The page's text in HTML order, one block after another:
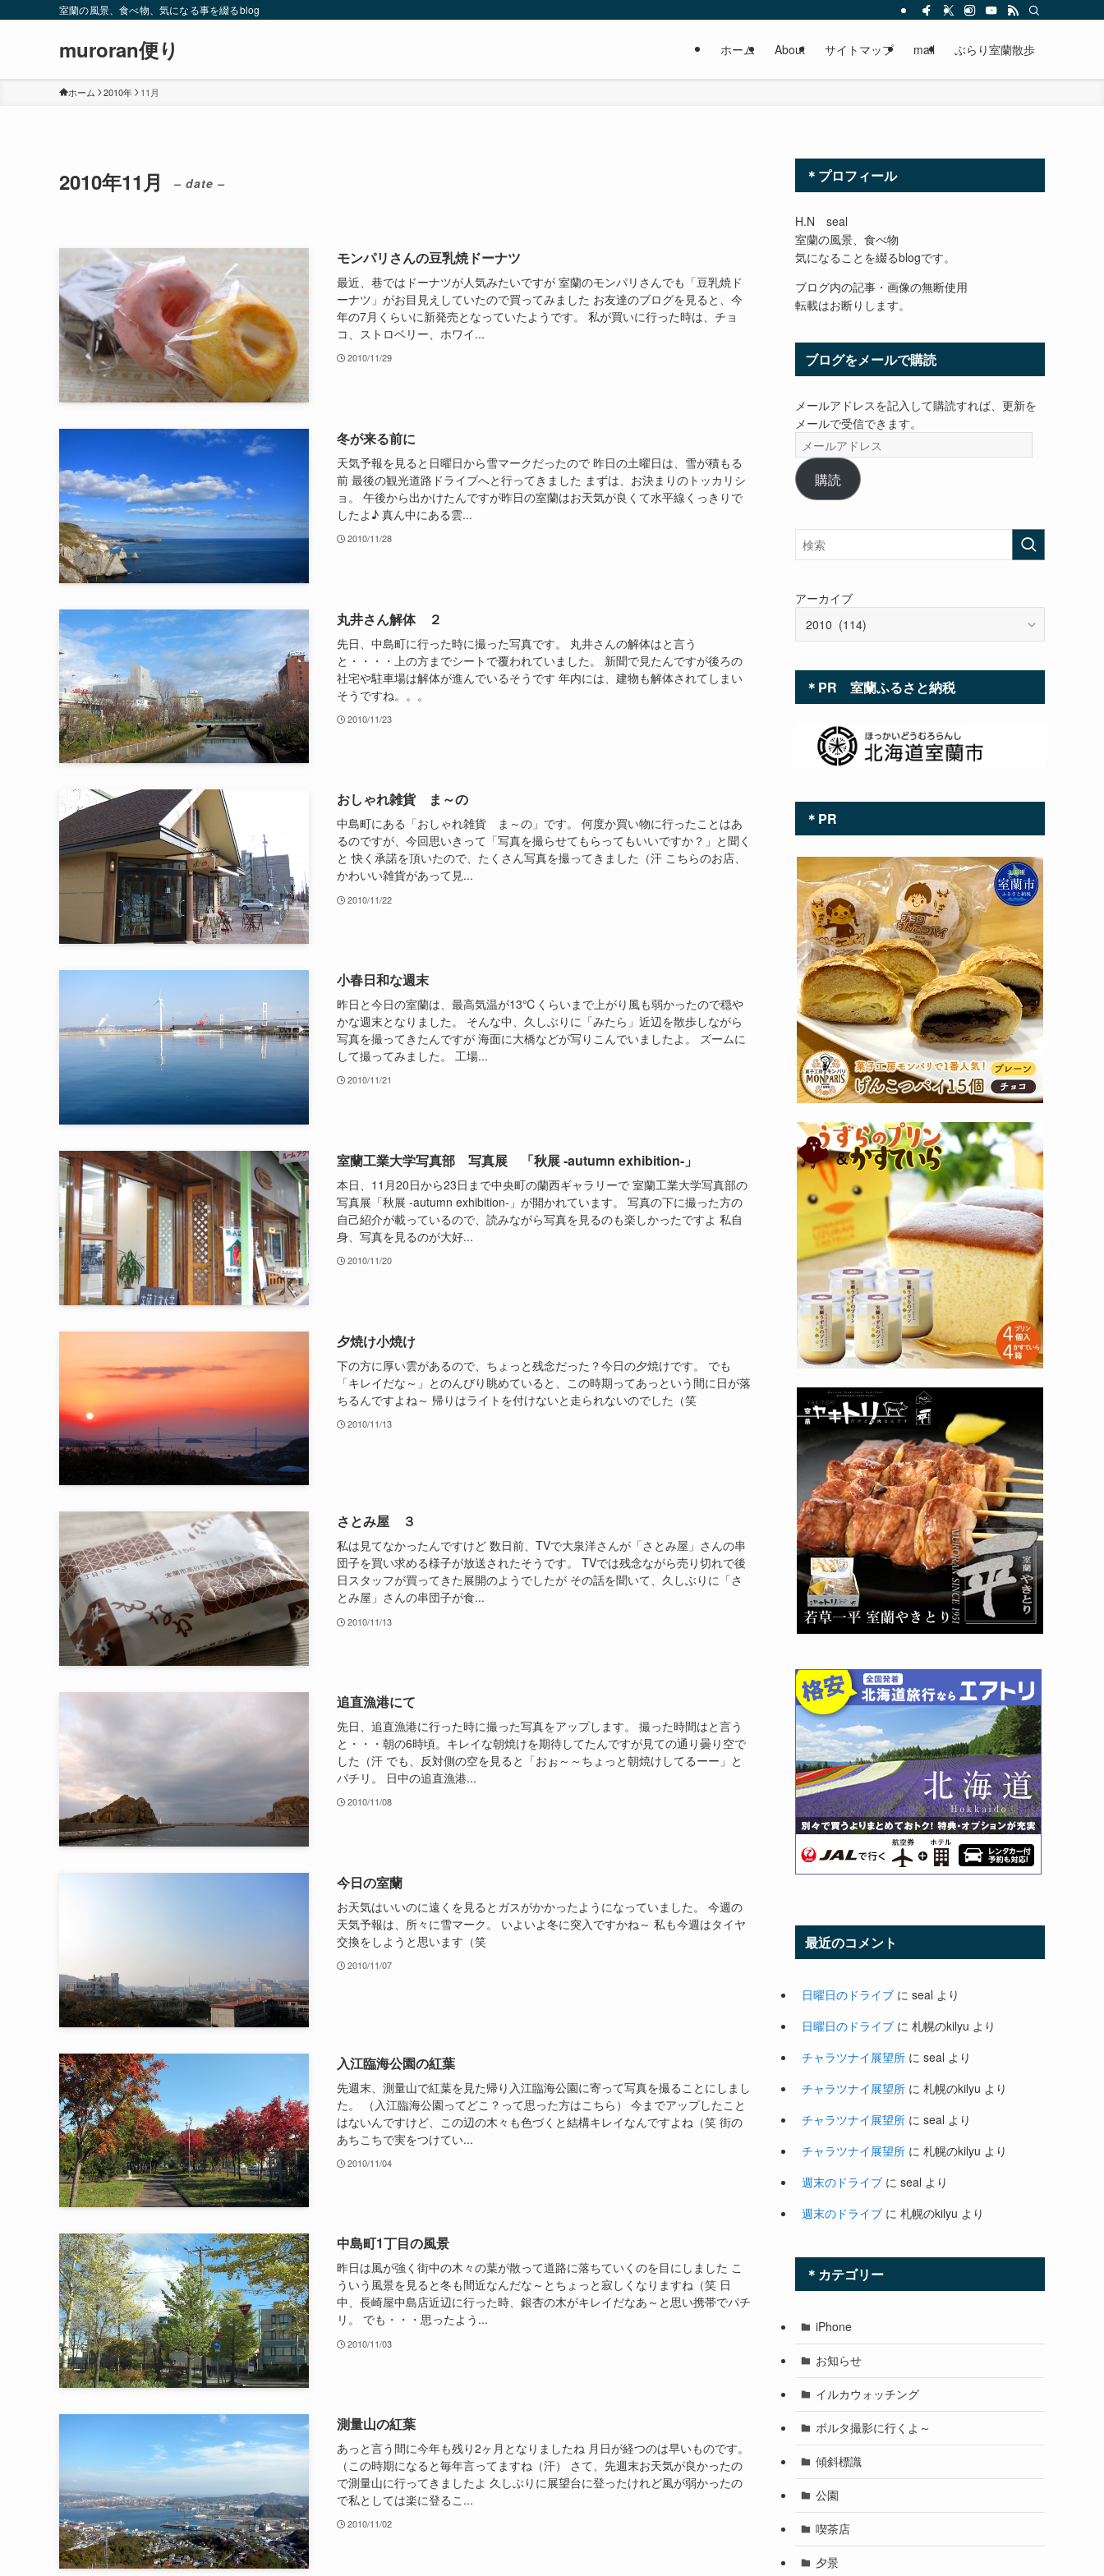
室蘭の風景、食べ物、気になる事を綴るblog
muroran便り ホーム About サイトマップ mail ぶらり室蘭散歩
ホーム 2010年 11月
2010年11月 – date –
モンパリさんの豆乳焼ドーナツ
最近、巷ではドーナツが人気みたいですが 室蘭のモンパリさんでも「豆乳焼ド
ーナツ」がお目見えしていたので買ってみました お友達のブログを見ると、今
年の7月くらいに新発売となっていたようです。 私が買いに行った時は、チョ
コ、ストロベリー、ホワイ...
2010/11/29
冬が来る前に
天気予報を見ると日曜日から雪マークだったので 昨日の土曜日は、雪が積もる
前 最後の観光道路ドライブへと行ってきました まずは、お決まりのトッカリシ
ョ。 午後から出かけたんですが昨日の室蘭はお天気が良くて水平線くっきりで
したよ♪ 真ん中にある雲...
2010/11/28
丸井さん解体 ２
先日、中島町に行った時に撮った写真です。 丸井さんの解体はと言う
と・・・・上の方までシートで覆われていました。 新聞で見たんですが後ろの
社宅や駐車場は解体が進んでいるそうです 年内には、建物も解体されてしまい
そうですね。。。
2010/11/23
おしゃれ雑貨 ま～の
中島町にある「おしゃれ雑貨 ま～の」です。 何度か買い物に行ったことはあ
るのですが、今回思いきって「写真を撮らせてもらってもいいですか？」と聞く
と 快く承諾を頂いたので、たくさん写真を撮ってきました（汗 こちらのお店、
かわいい雑貨があって見...
2010/11/22
小春日和な週末
昨日と今日の室蘭は、最高気温が13℃くらいまで上がり風も弱かったので穏や
かな週末となりました。 そんな中、久しぶりに「みたら」近辺を散歩しながら
写真を撮ってきたんですが 海面に大橋などが写りこんでいましたよ。 ズームに
して撮ってみました。 工場...
2010/11/21
室蘭工業大学写真部 写真展 「秋展 -autumn exhibition-」
本日、11月20日から23日まで中央町の蘭西ギャラリーで 室蘭工業大学写真部の
写真展「秋展 -autumn exhibition-」が開かれています。 写真の下に撮った方の
自己紹介が載っているので、読みながら写真を見るのも楽しかったですよ 私自
身、写真を見るのが大好...
2010/11/20
夕焼け小焼け
下の方に厚い雲があるので、ちょっと残念だった？今日の夕焼けです。 でも
「キレイだな～」とのんびり眺めていると、この時期ってあっという間に日が落
ちるんですよね～ 帰りはライトを付けないと走られないのでした（笑
2010/11/13
さとみ屋 ３
私は見てなかったんですけど 数日前、TVで大泉洋さんが「さとみ屋」さんの串
団子を買い求める様子が放送されたそうです。 TVでは残念ながら売り切れで後
日スタッフが買ってきた展開のようでしたが その話を聞いて、久しぶりに「さ
とみ屋」さんの串団子が食...
2010/11/13
追直漁港にて
先日、追直漁港に行った時に撮った写真をアップします。 撮った時間はと言う
と・・・朝の6時頃。キレイな朝焼けを期待してたんですが見ての通り曇り空で
した（汗 でも、反対側の空を見ると「おぉ～～ちょっと朝焼けしてるーー」と
パチリ。 日中の追直漁港...
2010/11/08
今日の室蘭
お天気はいいのに遠くを見るとガスがかかったようになっていました。 今週の
天気予報は、所々に雪マーク。 いよいよ冬に突入ですかね～ 私も今週はタイヤ
交換をしようと思います（笑
2010/11/07
入江臨海公園の紅葉
先週末、測量山で紅葉を見た帰り入江臨海公園に寄って写真を撮ることにしまし
た。 （入江臨海公園ってどこ？って思った方はこちら） 今までアップしたこと
はないんですけど、この辺の木々も色づくと結構キレイなんですよね（笑 街の
あちこちで実をつけてい...
2010/11/04
中島町1丁目の風景
昨日は風が強く街中の木々の葉が散って道路に落ちていくのを目にしました こ
ういう風景を見ると冬も間近なんだな～とちょっと寂しくなりますね（笑 日
中、長崎屋中島店近辺に行った時、銀杏の木がキレイだなあ～と思い携帯でパチ
リ。 でも・・・思ったよう...
2010/11/03
測量山の紅葉
あっと言う間に今年も残り2ヶ月となりましたね 月日が経つのは早いものです。
（この時期になると毎年言ってますね（汗） さて、先週末お天気が良かったの
で測量山に行ってきましたよ 久しぶりに展望台に登ったけれど風が弱かったの
で私としては楽に登るこ...
2010/11/02
＊プロフィール
H.N seal
室蘭の風景、食べ物
気になることを綴るblogです。
ブログ内の記事・画像の無断使用
転載はお断りします。
ブログをメールで購読
メールアドレスを記入して購読すれば、更新を
メールで受信できます。
ー
ル
ア
レ
ス
購読
アーカイブ
＊PR 室蘭ふるさと納税
＊PR
最近のコメント
日曜日のドライブ に seal より
日曜日のドライブ に 札幌のkilyu より
チャラツナイ展望所 に seal より
チャラツナイ展望所 に 札幌のkilyu より
チャラツナイ展望所 に seal より
チャラツナイ展望所 に 札幌のkilyu より
週末のドライブ に seal より
週末のドライブ に 札幌のkilyu より
＊カテゴリー
iPhone
お知らせ
イルカウォッチング
ボルタ撮影に行くよ～
傾斜標識
公園
喫茶店
夕景